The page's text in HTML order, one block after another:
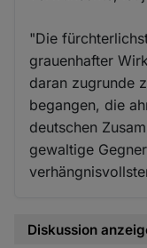
"Die
grauenhafter
daran zugrunde
begangen, die
deutschen
gewaltige
Diskussion